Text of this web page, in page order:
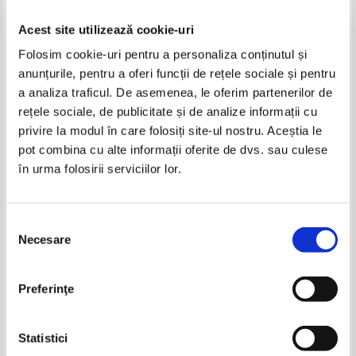
Acest site utilizează cookie-uri
Folosim cookie-uri pentru a personaliza conținutul și
anunțurile, pentru a oferi funcții de rețele sociale și pentru
a analiza traficul. De asemenea, le oferim partenerilor de
rețele sociale, de publicitate și de analize informații cu
privire la modul în care folosiți site-ul nostru. Aceștia le
pot combina cu alte informații oferite de dvs. sau culese
în urma folosirii serviciilor lor.
consimțământului
Necesare
Preferinţe
Statistici
Deja - Serious
IN STOC
Adaugă în coș
Gloria Gaynor - I have a right
Adaugă în coș
-20%